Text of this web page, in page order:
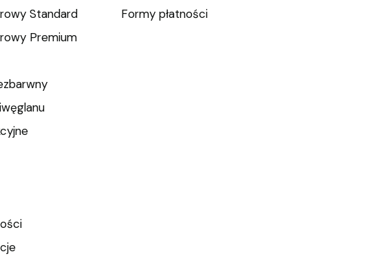
Standard
Premium
Formy płatności